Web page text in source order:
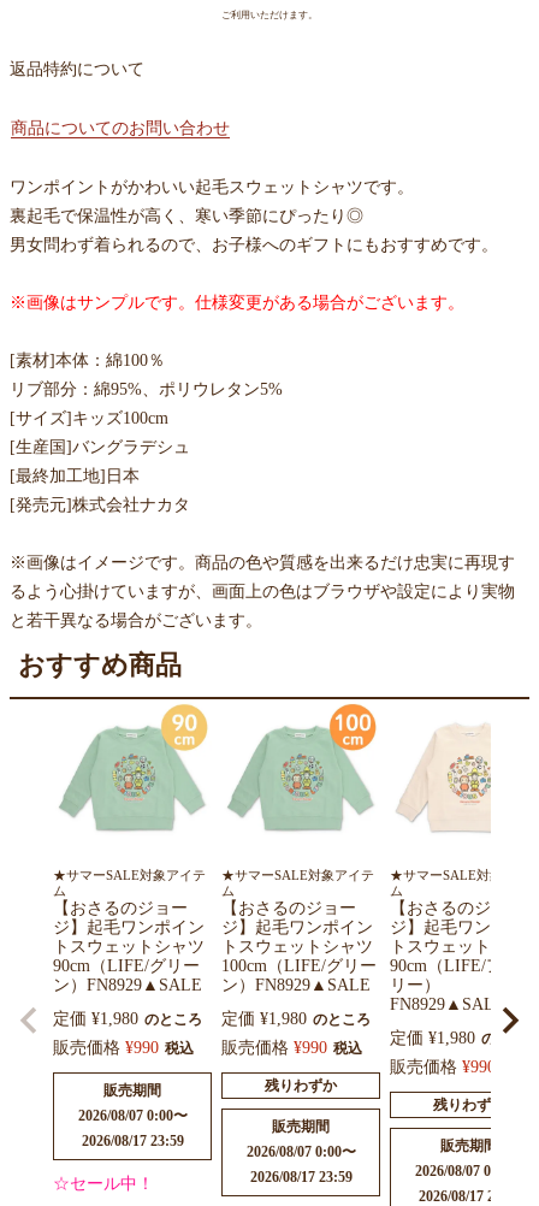
ご利用いただけます。
返品特約について
商品についてのお問い合わせ
ワンポイントがかわいい起毛スウェットシャツです。
裏起毛で保温性が高く、寒い季節にぴったり◎
男女問わず着られるので、お子様へのギフトにもおすすめです。
※画像はサンプルです。仕様変更がある場合がございます。
[素材]本体：綿100％
リブ部分：綿95%、ポリウレタン5%
[サイズ]キッズ100cm
[生産国]バングラデシュ
[最終加工地]日本
[発売元]株式会社ナカタ
※画像はイメージです。商品の色や質感を出来るだけ忠実に再現す
るよう心掛けていますが、画面上の色はブラウザや設定により実物
と若干異なる場合がございます。
おすすめ商品
★サマーSALE対象アイテ
ム
【おさるのジョー
ジ】起毛ワンポイン
トスウェットシャツ
90cm（LIFE/グリー
ン）FN8929▲SALE
定価 ¥1,980 のところ
販売価格 ¥990 税込
販売期間
2026/08/07 0:00〜
2026/08/17 23:59
☆セール中！
★サマーSALE対象アイテ
ム
【おさるのジョー
ジ】起毛ワンポイン
トスウェットシャツ
100cm（LIFE/グリー
ン）FN8929▲SALE
定価 ¥1,980 のところ
販売価格 ¥990 税込
残りわずか
販売期間
2026/08/07 0:00〜
2026/08/17 23:59
★サマーSALE対象アイ
ム
【おさるのジョー
ジ】起毛ワンポイ
トスウェットシャ
90cm（LIFE/アイボ
リー）
FN8929▲SALE
定価 ¥1,980 のところ
販売価格 ¥990
残りわずか
販売期間
2026/08/07 0:00
2026/08/17 23:59